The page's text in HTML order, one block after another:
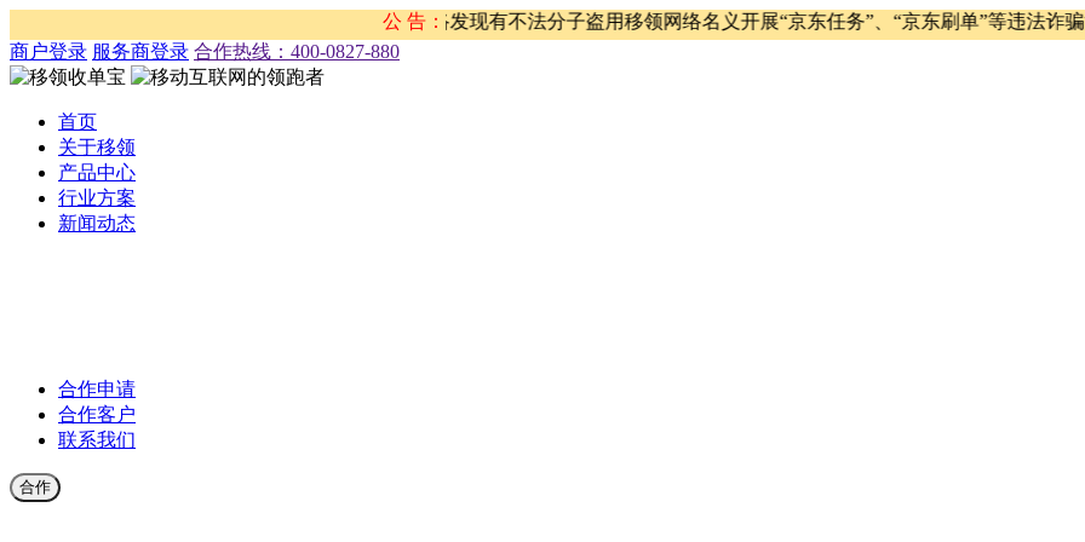
公 告：
义 从事违法行为的重要声明 近期，移领网络发现有不法分子盗用移领网络名义开展“京东任务”、“京东刷单”等违法诈骗活
商户登录 服务商登录 合作热线：‭400-0827-880
首页
关于移领
产品中心
行业方案
新闻动态
合作申请
合作客户
联系我们
合作